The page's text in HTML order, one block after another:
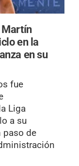
Martín
en la
en su
fue
Liga
a su
paso de